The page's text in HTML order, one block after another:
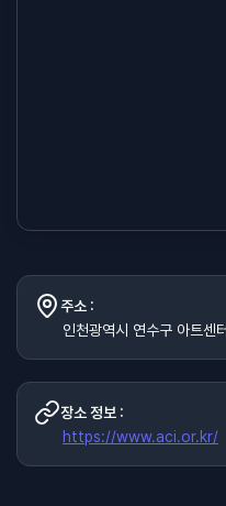
주소 :
인천광역시 연수구 아트센
장소 정보 :
https://www.aci.or.kr/